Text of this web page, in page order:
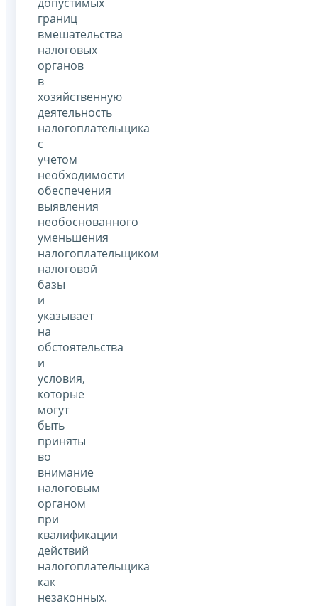
границ
вмешательства
налоговых
органов
в
хозяйственную
деятельность
налогоплательщика
с
учетом
необходимости
обеспечения
выявления
необоснованного
уменьшения
налогоплательщиком
налоговой
базы
и
указывает
на
обстоятельства
и
условия,
которые
могут
быть
приняты
во
внимание
налоговым
органом
при
квалификации
действий
налогоплательщика
как
незаконных.